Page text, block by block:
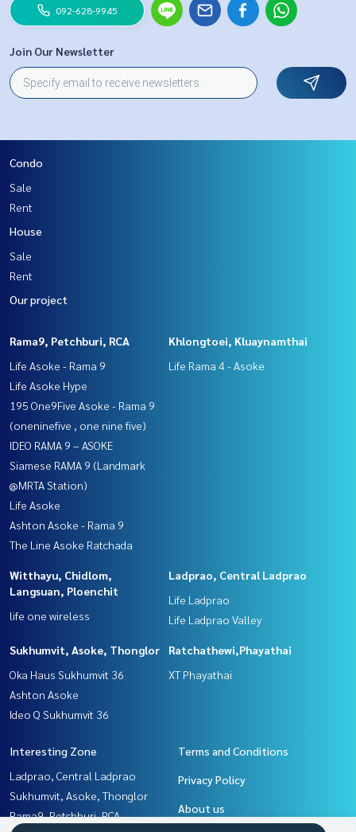
092-628-9945
Join Our Newsletter
Condo
Sale
Rent
House
Sale
Rent
Our project
Rama9, Petchburi, RCA
Life Asoke - Rama 9
Life Asoke Hype
195 One9Five Asoke - Rama 9
(oneninefive , one nine five)
IDEO RAMA 9 – ASOKE
Siamese RAMA 9 (Landmark
@MRTA Station)
Life Asoke
Ashton Asoke - Rama 9
The Line Asoke Ratchada
Khlongtoei, Kluaynamthai
Life Rama 4 - Asoke
Witthayu, Chidlom,
Langsuan, Ploenchit
life one wireless
Ladprao, Central Ladprao
Life Ladprao
Life Ladprao Valley
Sukhumvit, Asoke, Thonglor
Oka Haus Sukhumvit 36
Ashton Asoke
Ideo Q Sukhumvit 36
Ratchathewi,Phayathai
XT Phayathai
Interesting Zone
Ladprao, Central Ladprao
Sukhumvit, Asoke, Thonglor
Rama9, Petchburi, RCA
Terms and Conditions
Privacy Policy
About us